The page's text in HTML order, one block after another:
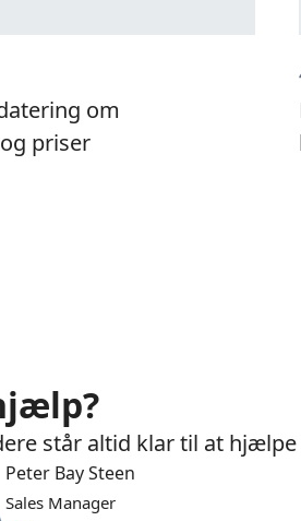
om
priser
står altid klar til at
Peter Bay Steen
Sales Manager